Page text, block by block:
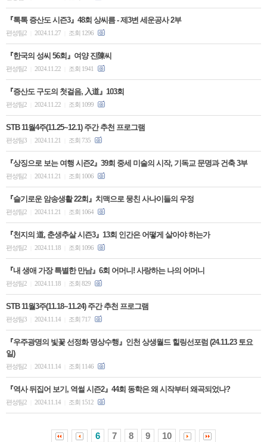
『톡톡 증산도 시즌3』48회 상씨름 - 제3변 세운공사 2부
편성팀2 2024.11.27 조회 1296
『한국의 성씨 56회』여양 진陳씨
편성팀2 2024.11.22 조회 1941
『증산도 구도의 첫걸음, 入道』103회
편성팀2 2024.11.22 조회 1099
STB 11월4주(11.25~12.1) 주간 추천 프로그램
편성팀3 2024.11.21 조회 735
『상징으로 보는 여행 시즌2』39회 중세 미술의 시작, 기독교 문명과 건축 3부
편성팀2 2024.11.21 조회 1006
『슬기로운 암송생활 22회』치맥으로 뭉친 사나이들의 우정
편성팀2 2024.11.21 조회 1064
『천지의 道, 춘생추살 시즌3』13회 인간은 어떻게 살아야 하는가
편성팀2 2024.11.18 조회 1096
『내 생애 가장 특별한 만남』6회 어머니! 사랑하는 나의 어머니
편성팀2 2024.11.18 조회 829
STB 11월3주(11.18~11.24) 주간 추천 프로그램
편성팀3 2024.11.14 조회 717
『우주광명의 빛꽃 선정화 명상수행』인천 상생월드 힐링선포럼 (24.11.23 토요
일)
편성팀2 2024.11.14 조회 1146
『역사 뒤집어 보기, 역썰 시즌2』44회 동학은 왜 시작부터 왜곡되었나?
편성팀2 2024.11.14 조회 1512
6 7 8 9 10